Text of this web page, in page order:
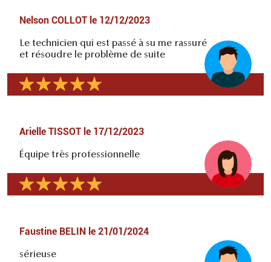
Nelson COLLOT le 12/12/2023
Le technicien qui est passé à su me rassuré
et résoudre le problème de suite
Arielle TISSOT le 17/12/2023
Équipe très professionnelle
Faustine BELIN le 21/01/2024
sérieuse